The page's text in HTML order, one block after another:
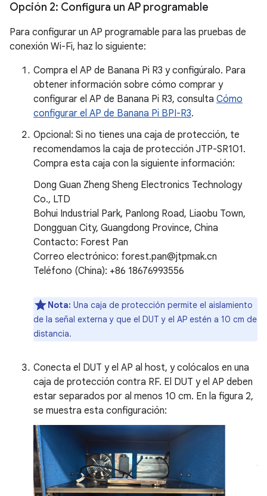
Opción 2: Configura un AP programable
Para configurar un AP programable para las pruebas de
conexión Wi-Fi, haz lo siguiente:
Compra el AP de Banana Pi R3 y configúralo. Para
obtener información sobre cómo comprar y
configurar el AP de Banana Pi R3, consulta Cómo
configurar el AP de Banana Pi BPI-R3.
Opcional: Si no tienes una caja de protección, te
recomendamos la caja de protección JTP-SR101.
Compra esta caja con la siguiente información:
Dong Guan Zheng Sheng Electronics Technology
Co., LTD
Bohui Industrial Park, Panlong Road, Liaobu Town,
Dongguan City, Guangdong Province, China
Contacto: Forest Pan
Correo electrónico: forest.pan@jtpmak.cn
Teléfono (China): +86 18676993556
Nota: Una caja de protección permite el aislamiento
de la señal externa y que el DUT y el AP estén a 10 cm de
distancia.
Conecta el DUT y el AP al host, y colócalos en una
caja de protección contra RF. El DUT y el AP deben
estar separados por al menos 10 cm. En la figura 2,
se muestra esta configuración: